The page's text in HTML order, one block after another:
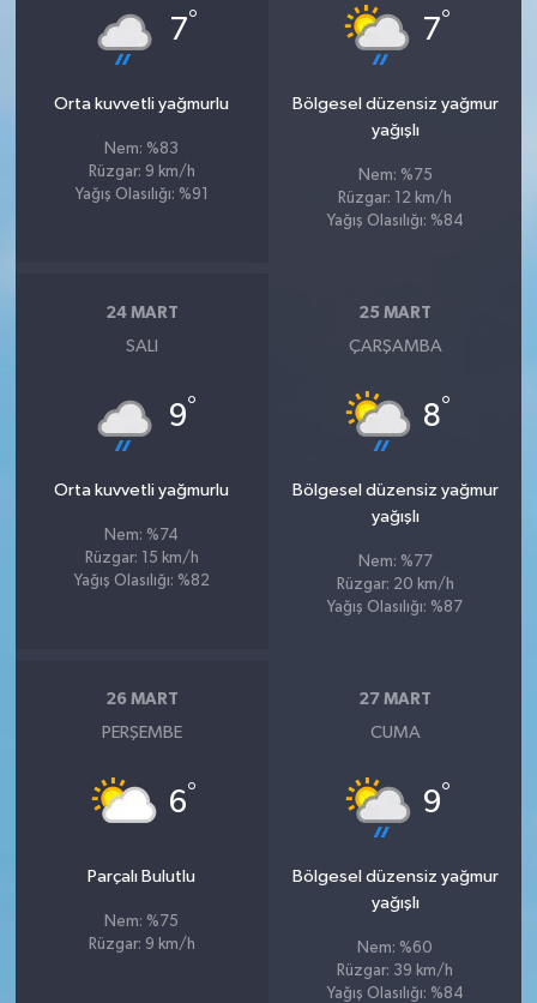
7°
Orta kuvvetli yağmurlu
Nem: %83
Rüzgar: 9 km/h
Yağış Olasılığı: %91
7°
Bölgesel düzensiz yağmur
yağışlı
Nem: %75
Rüzgar: 12 km/h
Yağış Olasılığı: %84
24 MART
SALI
9°
Orta kuvvetli yağmurlu
Nem: %74
Rüzgar: 15 km/h
Yağış Olasılığı: %82
25 MART
ÇARŞAMBA
8°
Bölgesel düzensiz yağmur
yağışlı
Nem: %77
Rüzgar: 20 km/h
Yağış Olasılığı: %87
26 MART
PERŞEMBE
6°
Parçalı Bulutlu
Nem: %75
Rüzgar: 9 km/h
27 MART
CUMA
9°
Bölgesel düzensiz yağmur
yağışlı
Nem: %60
Rüzgar: 39 km/h
Yağış Olasılığı: %84